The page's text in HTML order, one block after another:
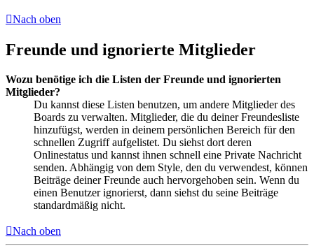
Nach oben
Freunde und ignorierte Mitglieder
Wozu benötige ich die Listen der Freunde und ignorierten
Mitglieder?
Du kannst diese Listen benutzen, um andere Mitglieder des
Boards zu verwalten. Mitglieder, die du deiner Freundesliste
hinzufügst, werden in deinem persönlichen Bereich für den
schnellen Zugriff aufgelistet. Du siehst dort deren
Onlinestatus und kannst ihnen schnell eine Private Nachricht
senden. Abhängig von dem Style, den du verwendest, können
Beiträge deiner Freunde auch hervorgehoben sein. Wenn du
einen Benutzer ignorierst, dann siehst du seine Beiträge
standardmäßig nicht.
Nach oben